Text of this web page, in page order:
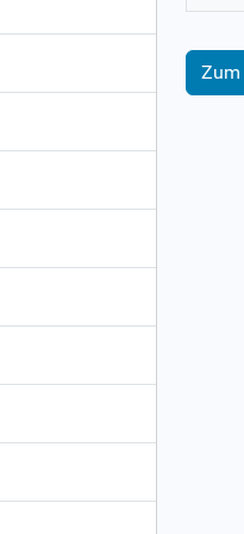
Zum